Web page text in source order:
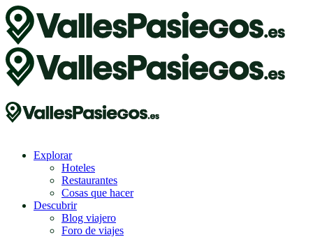
Explorar
Hoteles
Restaurantes
Cosas que hacer
Descubrir
Blog viajero
Foro de viajes